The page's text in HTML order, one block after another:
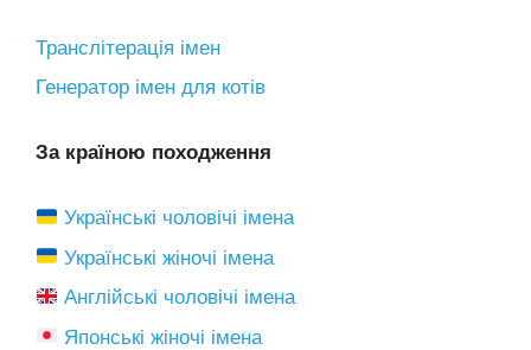
Транслітерація імен
Генератор імен для котів
За країною походження
Українські чоловічі імена
Українські жіночі імена
Англійські чоловічі імена
Японські жіночі імена